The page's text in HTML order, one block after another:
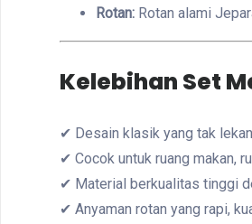
Rotan: Rotan alami
Kelebihan Set
✔ Desain klasik yang tak
✔ Cocok untuk ruang makan,
✔ Material berkualitas tinggi
✔ Anyaman rotan yang rapi,